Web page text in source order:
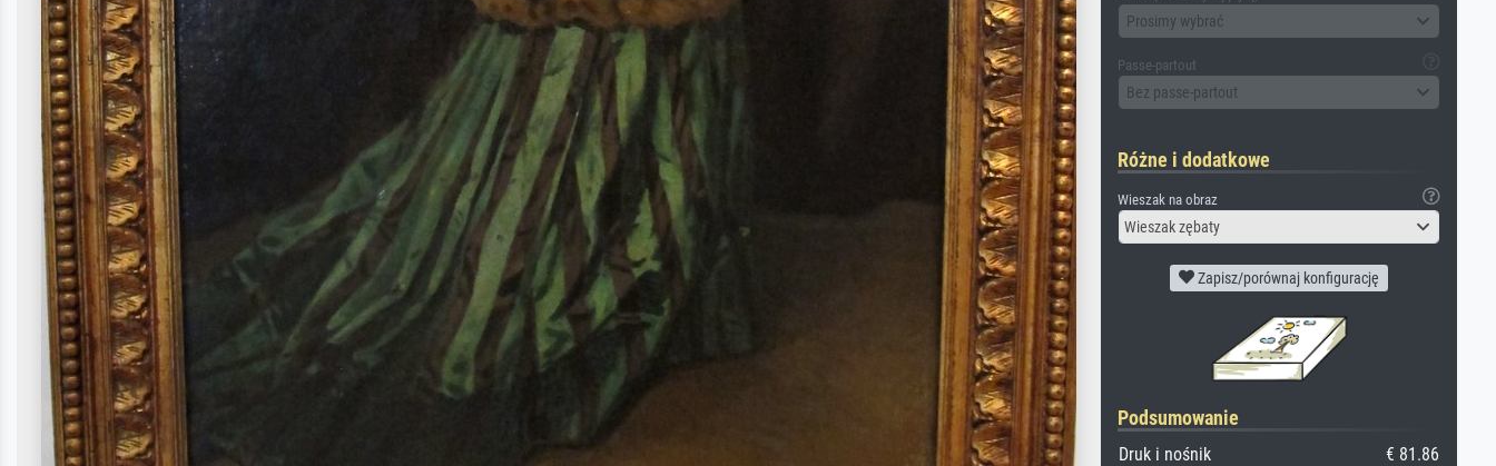
Prosimy wybrać
Passe-partout
Bez passe-partout
Różne i dodatkowe
Wieszak na obraz
Wieszak zębaty
Zapisz/porównaj konfigurację
Podsumowanie
Druk i nośnik
€ 81.86